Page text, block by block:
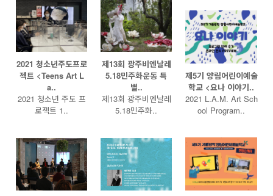
2021 청소년주도프로
젝트 <Teens Art L
a..
2021 청소년 주도 프
로젝트 1..
제13회 광주비엔날레
5.18민주화운동 특
별..
제13회 광주비엔날레
5.18민주화..
제5기 양림어린이예술
학교 <요나 이야기..
2021 L.A.M. Art Sch
ool Program..